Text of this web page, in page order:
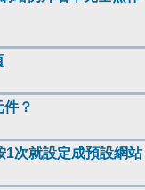
？
1次就設定成預設網站